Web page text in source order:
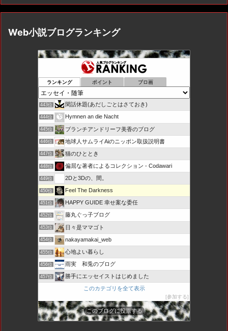
Web小説ブログランキング
ランキング ポイント ブロ画
443位 閑話休題(あだしごとはさておき)
444位 Hymnen an die Nacht
445位 ブランチアンドリーフ美香のブログ
446位 地球人サムライAiのニッポン取扱説明書
447位 猫のひととき
448位 偏屈な著者によるコレクション - Codawari
449位 2Dと3Dの、間。
450位 Feel The Darkness
451位 HAPPY GUIDE 幸せ案な委任
452位 藤丸ぐっ子ブログ
453位 日々是ママゴト
454位 nakayamakai_web
455位 心地よい暮らし
456位 雨実 和兎のブログ
457位
勝手にエッセイストはじめました
このカテゴリを全て表示
参加する
このブログに投票する